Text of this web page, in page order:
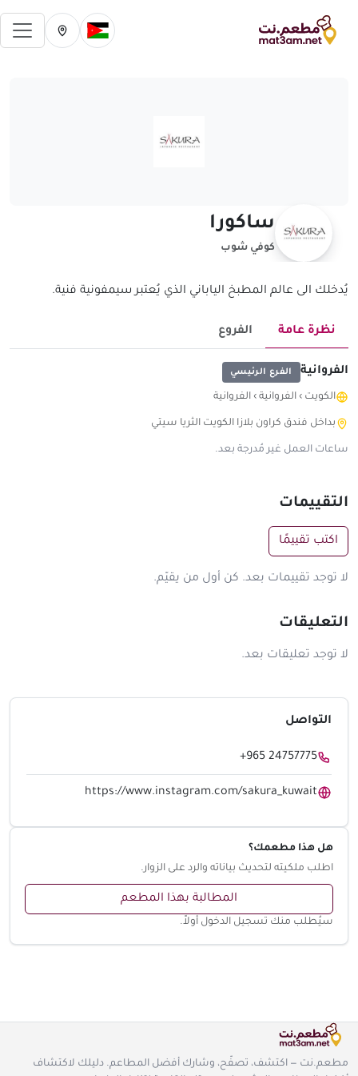
تغيير الدولة الحالية
تغيير المدينة
ساكورا
كوفي شوب
يُدخلك الى عالم المطبخ الياباني الذي يُعتبر سيمفونية فنية.
نظرة عامة الفروع
الفروانية الفرع الرئيسي
الكويت › الفروانية › الفروانية
بداخل فندق كراون بلازا الكويت الثريا سيتي
ساعات العمل غير مُدرجة بعد.
التقييمات
اكتب تقييمًا
لا توجد تقييمات بعد. كن أول من يقيّم.
التعليقات
لا توجد تعليقات بعد.
التواصل
+965 24757775
https://www.instagram.com/sakura_kuwait
هل هذا مطعمك؟
اطلب ملكيته لتحديث بياناته والرد على الزوار.
المطالبة بهذا المطعم
سيُطلب منك تسجيل الدخول أولاً.
مطعم.نت — اكتشف، تصفّح، وشارك أفضل المطاعم. دليلك لاكتشاف